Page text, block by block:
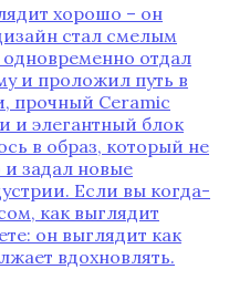
хорошо – он
стал смелым
отдал
и проложил путь в
прочный Ceramic
и элегантный блок
в образ‚ который не
и задал новые
Если вы когда-
как выглядит
он выглядит как
вдохновлять.